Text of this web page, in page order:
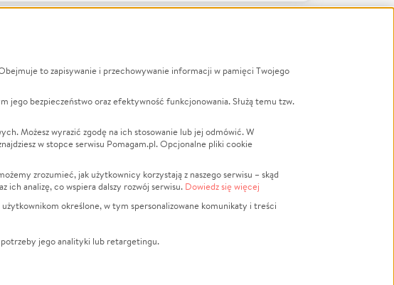
Zbieraj na
Leczenie
Zwierzęta
Pożar
Sport
Pomoc Finansowa
Pogrzeb
LGBTQ+
Powódź
Wichura
Religia
Edukacja
to zapisywanie i przechowywanie informacji w pamięci Twojego
jego bezpieczeństwo oraz efektywność funkcjonowania. Służą temu tzw.
Możesz wyrazić zgodę na ich stosowanie lub jej odmówić. W
w stopce serwisu Pomagam.pl. Opcjonalne pliki cookie
zrozumieć, jak użytkownicy korzystają z naszego serwisu – skąd
ich analizę, co wspiera dalszy rozwój serwisu. Dowiedz się więcej
określone, w tym spersonalizowane komunikaty i treści
jego analityki lub retargetingu.